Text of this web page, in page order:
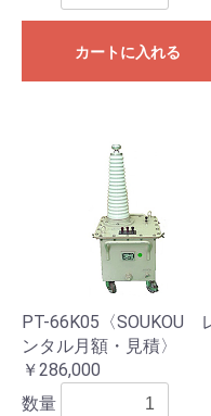
カートに入れる
PT-66K05〈SOUKOU
ンタル月額・見積〉
￥286,000
数量